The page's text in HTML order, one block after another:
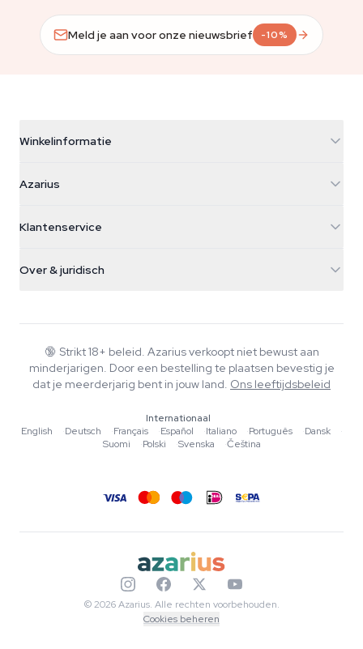
Meld je aan voor onze nieuwsbrief -10%
Winkelinformatie
Galvaniweg 11
Nederland
+31(0)204897914
Azarius
Smokeshop
Klantenservice
Retourbeleid
Veelgestelde vragen
Privacybeleid
Over & juridisch
Wiki
Muziek
Redactionele normen
Tools & Calculators
🔞 Strikt 18+ beleid. Azarius verkoopt niet bewust aan
minderjarigen. Door een bestelling te plaatsen bevestig je
dat je meerderjarig bent in jouw land. Ons leeftijdsbeleid
Internationaal
English
·Deutsch ·Français ·Español ·Italiano ·Português ·Dansk
·
Suomi
·Polski ·Svenska ·Čeština
© 2026 Azarius. Alle rechten voorbehouden.
Cookies beheren